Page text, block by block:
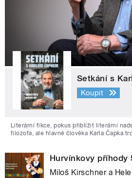
Setkání s
Koupit
Literární fikce, pokus přiblížit literární
filozofa, ale hlavně člověka Karla Čapka
Hurvínkovy příhody
Miloš Kirschner a